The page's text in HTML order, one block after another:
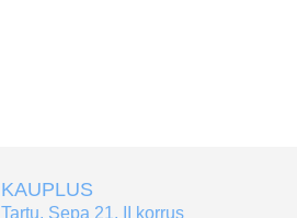
KAUPLUS
Tartu, Sepa 21, II korrus